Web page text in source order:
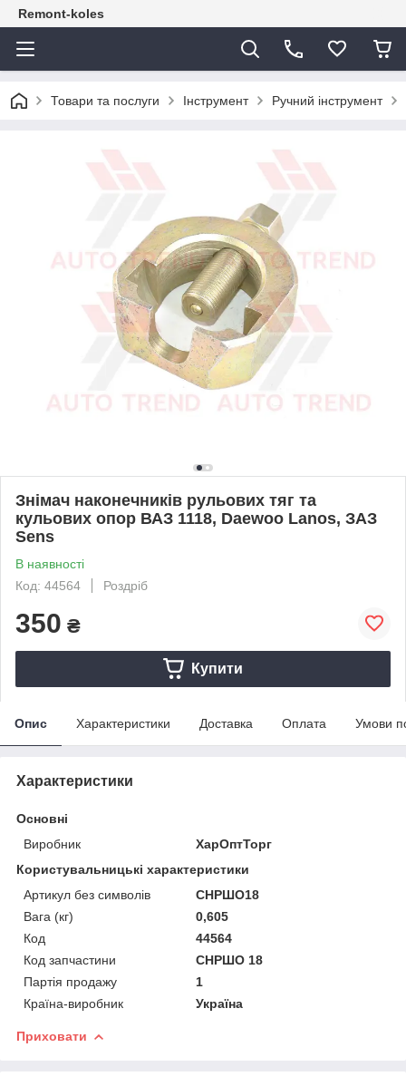
Remont-koles
Товари та послуги Інструмент Ручний інструмент
Знімач наконечників рульових тяг та
кульових опор ВАЗ 1118, Daewoo Lanos, ЗАЗ
Sens
В наявності
Код: 44564
Роздріб
350 ₴
Купити
Опис Характеристики Доставка Оплата Умови
Характеристики
Основні
Виробник
ХарОптТорг
Користувальницькі характеристики
Артикул без символів
СНРШО18
Вага (кг)
0,605
Код
44564
Код запчастини
СНРШО 18
Партія продажу
1
Країна-виробник
Україна
Приховати